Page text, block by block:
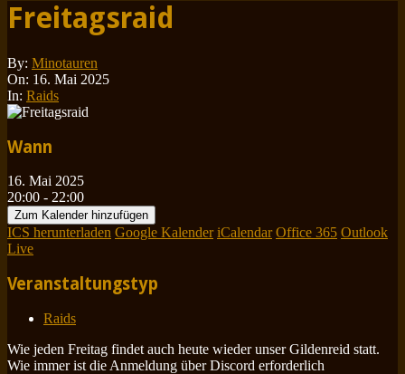
Freitagsraid
By: Minotauren
On: 16. Mai 2025
In: Raids
Wann
16. Mai 2025
20:00 - 22:00
Zum Kalender hinzufügen
ICS herunterladen Google Kalender iCalendar Office 365 Outlook
Live
Veranstaltungstyp
Raids
Wie jeden Freitag findet auch heute wieder unser Gildenreid statt.
Wie immer ist die Anmeldung über Discord erforderlich